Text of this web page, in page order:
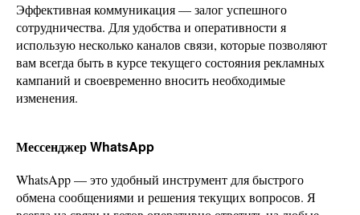
Эффективная коммуникация — залог успешного
сотрудничества. Для удобства и оперативности я
использую несколько каналов связи, которые позволяют
вам всегда быть в курсе текущего состояния рекламных
кампаний и своевременно вносить необходимые
изменения.
Мессенджер WhatsApp
WhatsApp — это удобный инструмент для быстрого
обмена сообщениями и решения текущих вопросов. Я